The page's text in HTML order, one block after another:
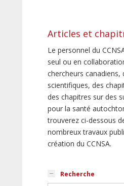
Articles et
Le personnel du
seul ou en
chercheurs canadiens,
scientifiques, des
des chapitres sur des
pour la santé
trouverez ci-dessous
nombreux travaux
création du CCNSA.
Recherche